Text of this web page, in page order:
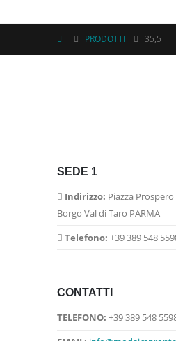
PRODOTTI 35,5
SEDE 1
Indirizzo: Piazza
Borgo Val di Taro PARMA
Telefono: +39 389 548
CONTATTI
TELEFONO: +39 389 548